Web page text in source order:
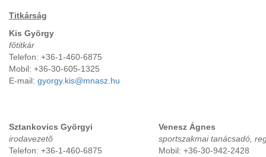
Titkárság
Kis György
főtitkár
Telefon: +36-1-460-6875
Mobil: +36-30-605-1325
E-mail: gyorgy.kis@mnasz.hu
Sztankovics Györgyi
irodavezetõ
Telefon: +36-1-460-6875
Venesz Ágnes
sportszakmai tanácsadó,
Mobil: +36-30-942-2428